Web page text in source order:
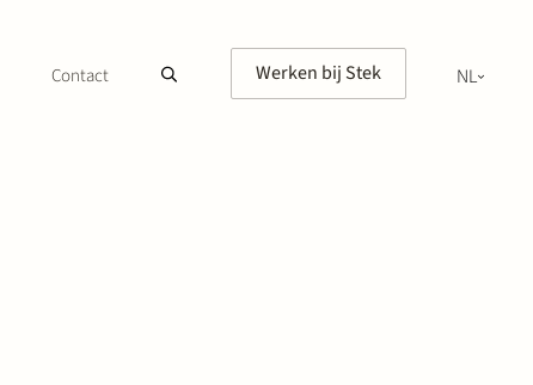
Contact Werken bij Stek
NL